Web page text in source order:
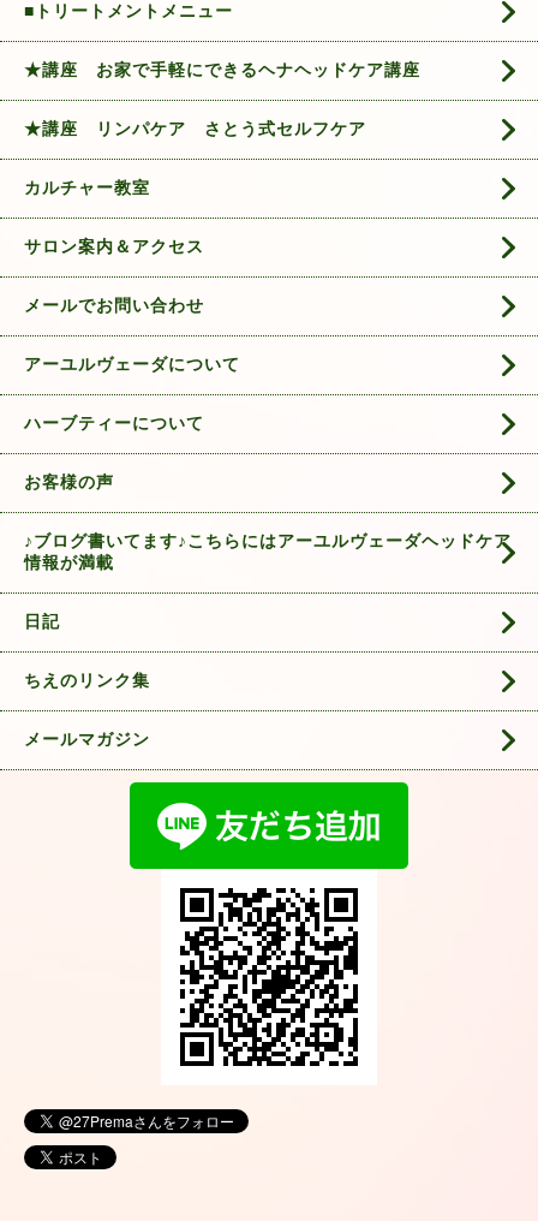
■トリートメントメニュー
★講座 お家で手軽にできるヘナヘッドケア講座
★講座 リンパケア さとう式セルフケア
カルチャー教室
サロン案内＆アクセス
メールでお問い合わせ
アーユルヴェーダについて
ハーブティーについて
お客様の声
♪ブログ書いてます♪こちらにはアーユルヴェーダヘッドケア
情報が満載
日記
ちえのリンク集
メールマガジン